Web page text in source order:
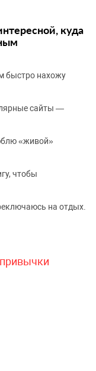
куда
быстро нахожу
сайты —
«живой»
чтобы
на отдых.